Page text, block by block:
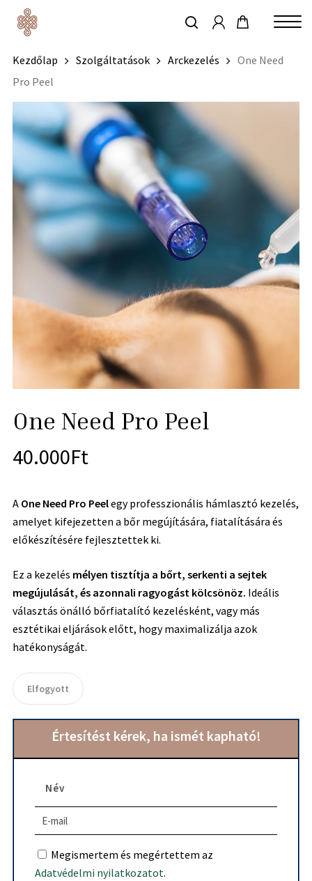
content
keresés
Kezdőlap Szolgáltatások Arckezelés
One Need
Pro Peel
One Need Pro Peel
40.000Ft
A One Need Pro Peelegy professzionális hámlasztó kezelés,
amelyet kifejezetten a bőr megújítására, fiatalítására és
előkészítésére fejlesztettek ki.
Ez a kezelés mélyen tisztítja a bőrt, serkenti a sejtek
megújulását, és azonnali ragyogást kölcsönöz. Ideális
választás önálló bőrfiatalító kezelésként, vagy más
esztétikai eljárások előtt, hogy maximalizálja azok
hatékonyságát.
Elfogyott
Értesítést kérek, ha ismét kapható!
Megismertem és megértettem az
Adatvédelmi nyilatkozatot.
Menu